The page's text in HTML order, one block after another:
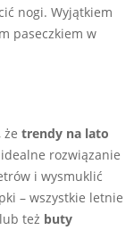
nogi. Wyjątkiem
paseczkiem w
że trendy na lato
rozwiązanie
i wysmuklić
– wszystkie letnie
też buty